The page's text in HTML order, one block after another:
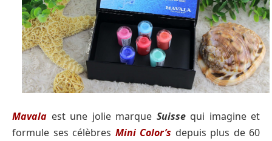
Mavala est une jolie marque Suissequi imagine et
formule ses célèbres Mini Color’s depuis plus de 60